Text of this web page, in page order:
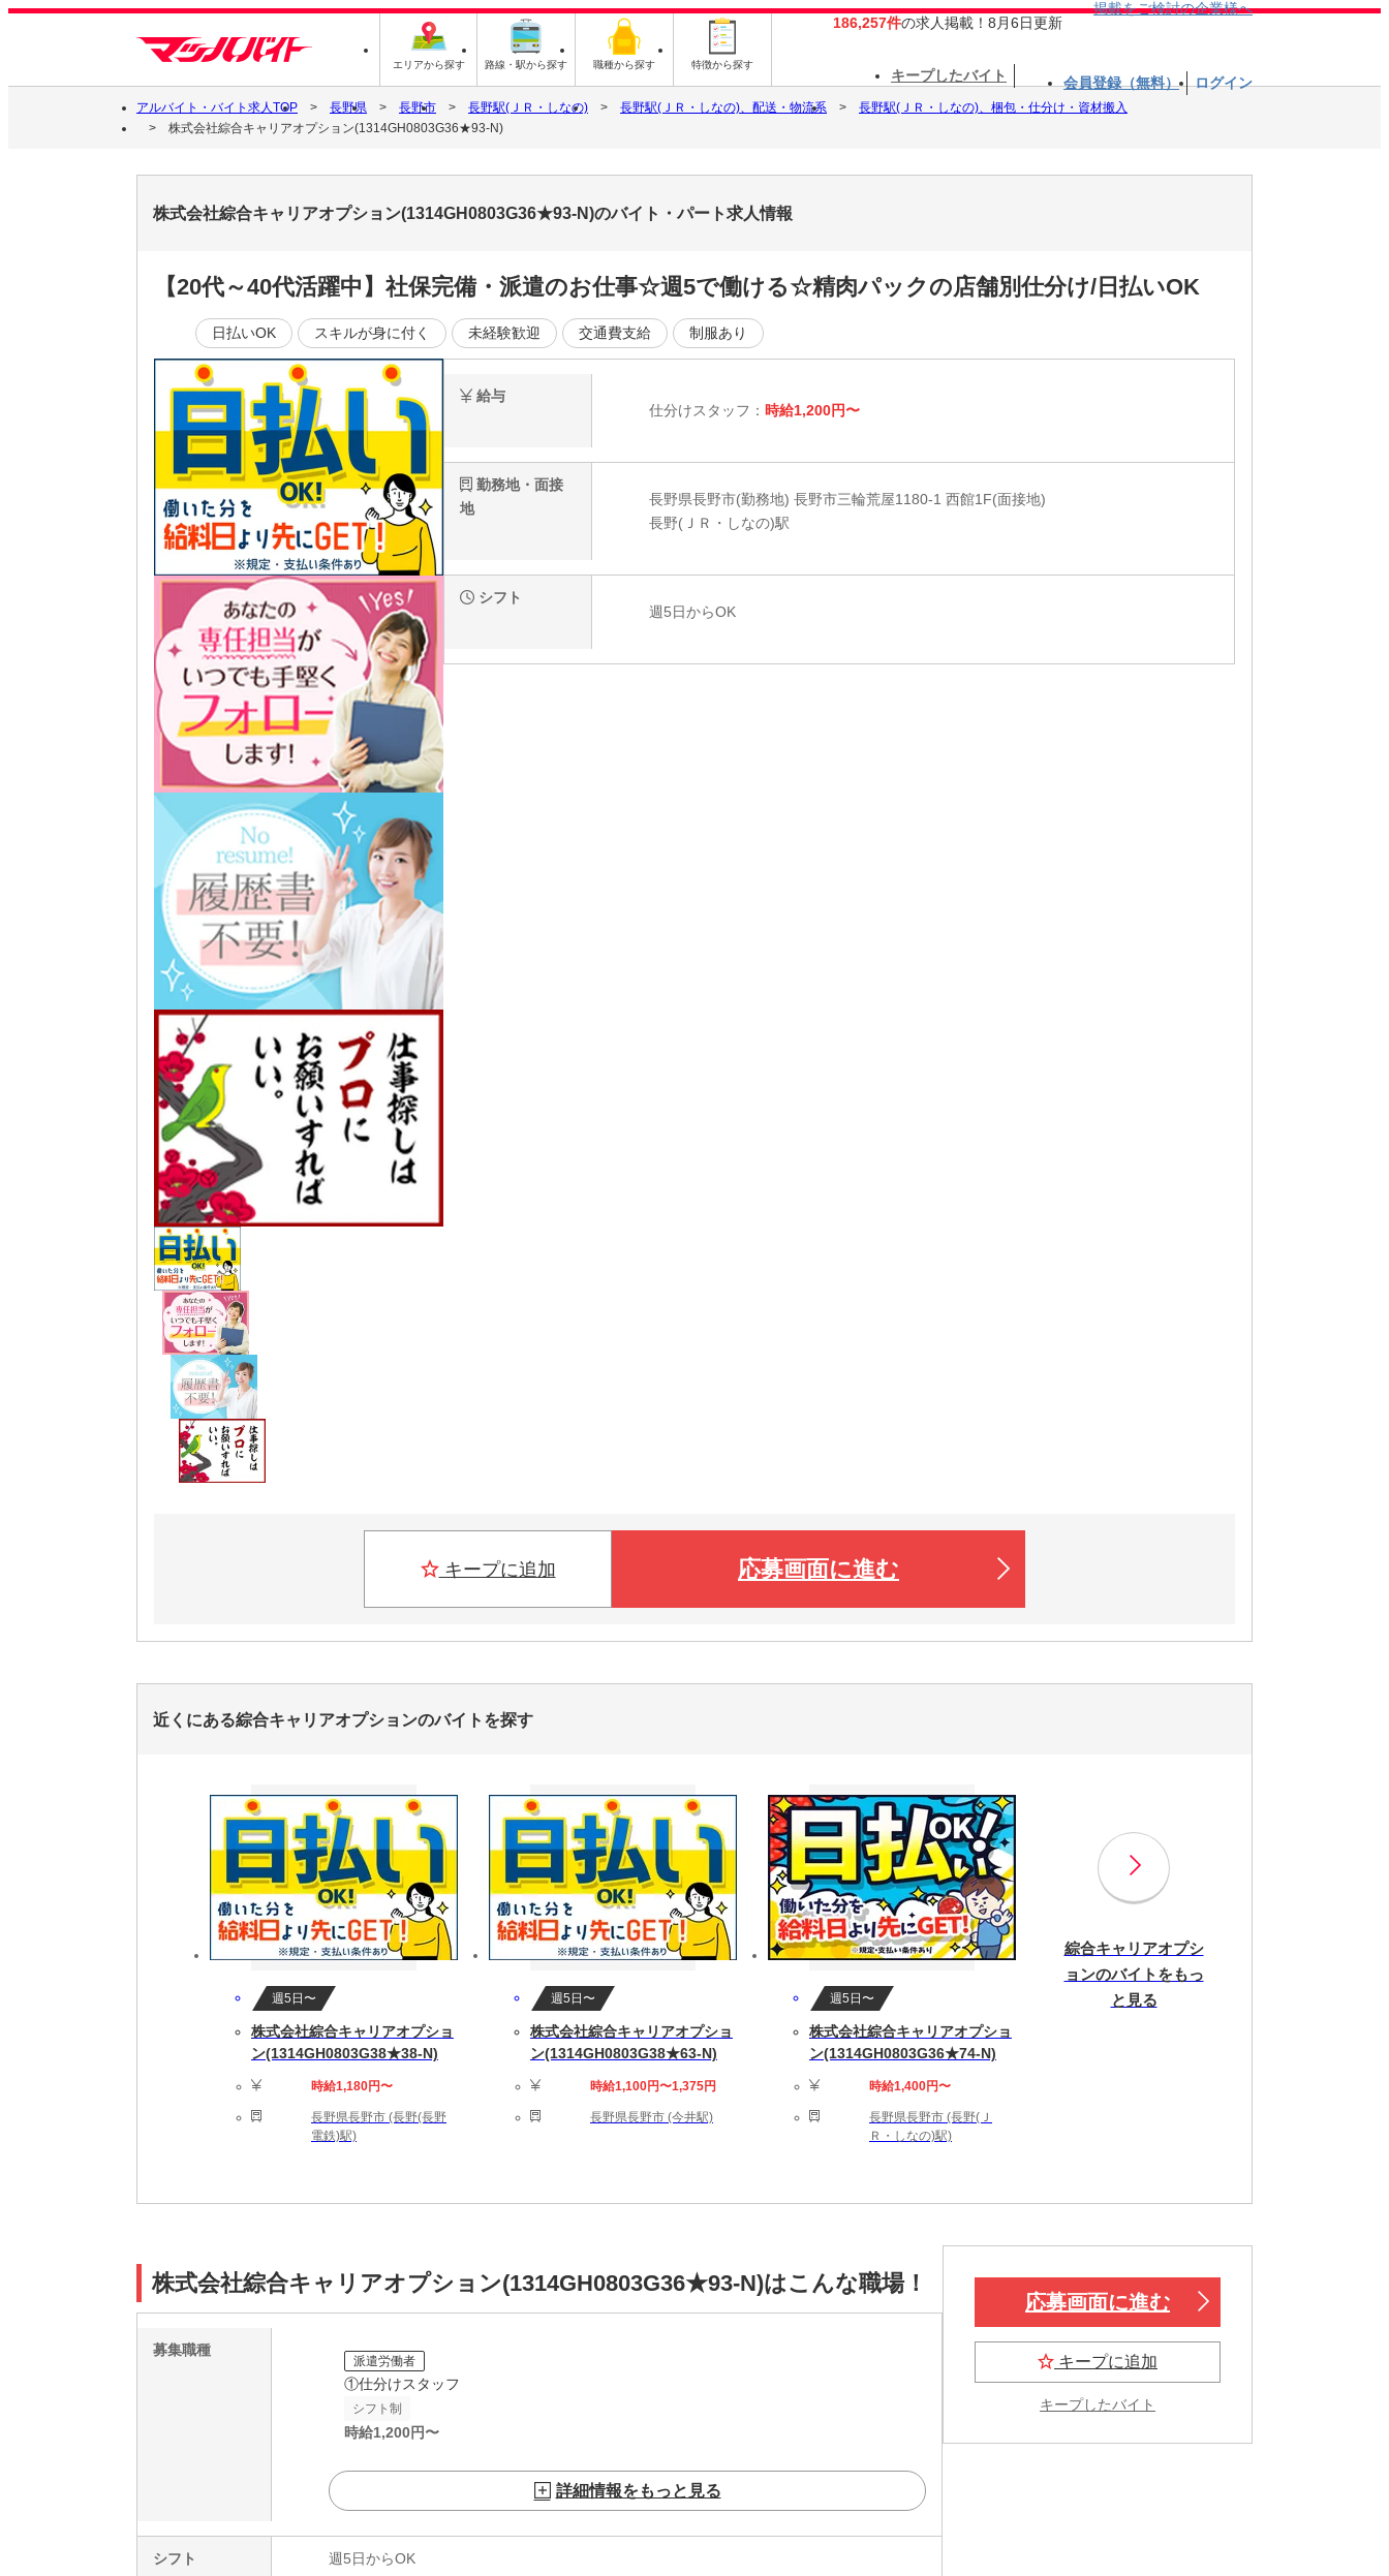
エリアから探す 路線・駅から探す 職種から探す 特徴から探す
186,257件の求人掲載！8月6日更新
掲載をご検討の企業様へ
キープしたバイト 会員登録（無料） ログイン
アルバイト・バイト求人TOP 長野県 長野市 長野駅(ＪＲ・しなの) 長野駅(ＪＲ・しなの)、配送・物流系
長野駅(ＪＲ・しなの)、梱包・仕分け・資材搬入
株式会社綜合キャリアオプション(1314GH0803G36★93-N)
株式会社綜合キャリアオプション(1314GH0803G36★93-N)のバイト・パート求人情報
【20代～40代活躍中】社保完備・派遣のお仕事☆週5で働ける☆精肉パックの店舗別仕分け/日払いOK
日払いOK スキルが身に付く 未経験歓迎 交通費支給 制服あり
給与
仕分けスタッフ： 時給1,200円〜
勤務地・面接
地
長野県長野市(勤務地) 長野市三輪荒屋1180-1 西館1F(面接地)
長野(ＪＲ・しなの)駅
シフト
週5日からOK
キープに追加 応募画面に進む
近くにある綜合キャリアオプションのバイトを探す
週5日〜
株式会社綜合キャリアオプショ
ン(1314GH0803G38★38-N)
時給1,180円〜
長野県長野市 (長野(長野
電鉄)駅)
週5日〜
株式会社綜合キャリアオプショ
ン(1314GH0803G38★63-N)
時給1,100円〜1,375円
長野県長野市 (今井駅)
週5日〜
株式会社綜合キャリアオプショ
ン(1314GH0803G36★74-N)
時給1,400円〜
長野県長野市 (長野(Ｊ
Ｒ・しなの)駅)
綜合キャリアオプシ
ョンのバイトをもっ
と見る
株式会社綜合キャリアオプション(1314GH0803G36★93-N)はこんな職場！
募集職種
派遣労働者
①仕分けスタッフ
シフト制
時給1,200円〜
詳細情報をもっと見る
シフト 週5日からOK
応募画面に進む
キープに追加
キープしたバイト